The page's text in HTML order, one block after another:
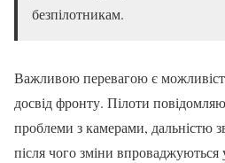
безпілотникам.
Важливою перевагою є
досвід фронту. Пілоти
проблеми з камерами, дальністю
після чого зміни впроваджуються